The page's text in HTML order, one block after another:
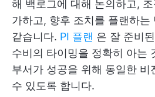
해 백로그에 대해 논의하고,
가하고, 향후 조치를 플랜하는
같습니다. PI 플랜 은 잘 준비
수비의 타이밍을 정확히 아는
부서가 성공을 위해 동일한 비
수 있도록 합니다.